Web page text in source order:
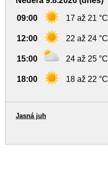
09:00 17 až 21 °C
12:00 22 až 24 °C
15:00 24 až 25 °C
18:00 18 až 22 °C
Jasná juh